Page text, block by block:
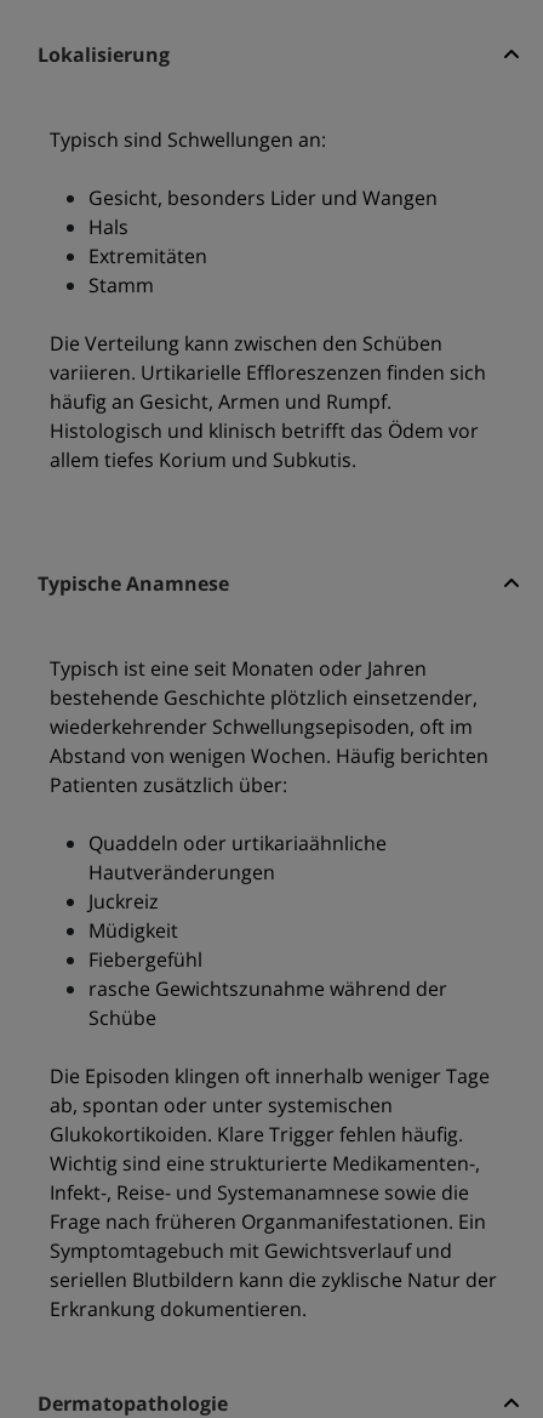
Lokalisierung
Typisch sind Schwellungen an:
Gesicht, besonders Lider und Wangen
Hals
Extremitäten
Stamm
Die Verteilung kann zwischen den Schüben
variieren. Urtikarielle Effloreszenzen finden sich
häufig an Gesicht, Armen und Rumpf.
Histologisch und klinisch betrifft das Ödem vor
allem tiefes Korium und Subkutis.
Typische Anamnese
Typisch ist eine seit Monaten oder Jahren
bestehende Geschichte plötzlich einsetzender,
wiederkehrender Schwellungsepisoden, oft im
Abstand von wenigen Wochen. Häufig berichten
Patienten zusätzlich über:
Quaddeln oder urtikariaähnliche
Hautveränderungen
Juckreiz
Müdigkeit
Fiebergefühl
rasche Gewichtszunahme während der
Schübe
Die Episoden klingen oft innerhalb weniger Tage
ab, spontan oder unter systemischen
Glukokortikoiden. Klare Trigger fehlen häufig.
Wichtig sind eine strukturierte Medikamenten-,
Infekt-, Reise- und Systemanamnese sowie die
Frage nach früheren Organmanifestationen. Ein
Symptomtagebuch mit Gewichtsverlauf und
seriellen Blutbildern kann die zyklische Natur der
Erkrankung dokumentieren.
Dermatopathologie